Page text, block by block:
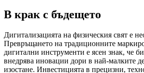
В крак с бъдещето
Дигитализацията на физическия свят е
Превръщането на традиционните
дигитални инструменти е ясен знак, че
внедрява иновации дори в най-малките
изостане. Инвестицията в прецизни,